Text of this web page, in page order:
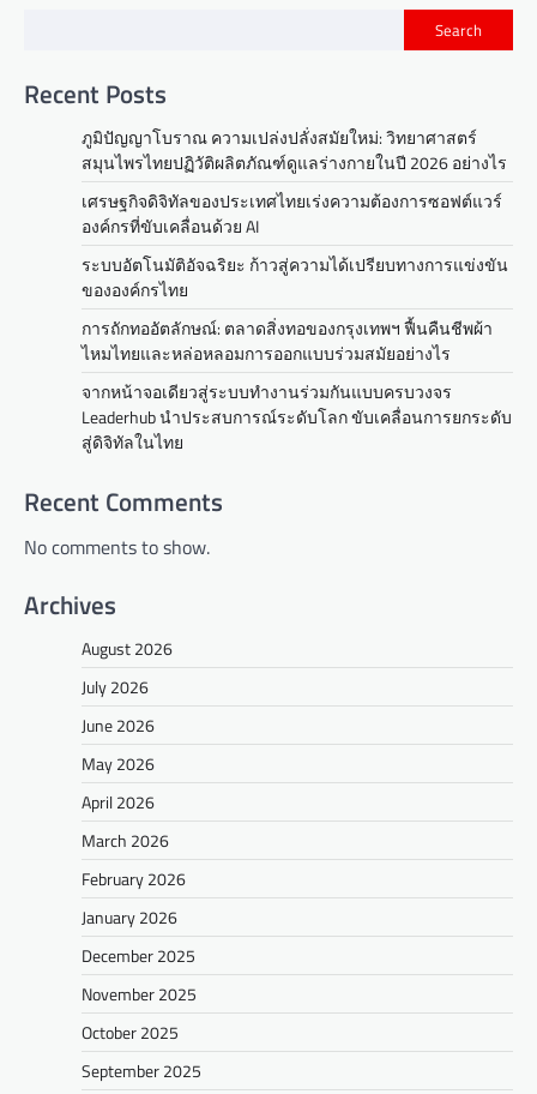
Search
Recent Posts
ภูมิปัญญาโบราณ ความเปล่งปลั่งสมัยใหม่: วิทยาศาสตร์
สมุนไพรไทยปฏิวัติผลิตภัณฑ์ดูแลร่างกายในปี 2026 อย่างไร
เศรษฐกิจดิจิทัลของประเทศไทยเร่งความต้องการซอฟต์แวร์
องค์กรที่ขับเคลื่อนด้วย AI
ระบบอัตโนมัติอัจฉริยะ ก้าวสู่ความได้เปรียบทางการแข่งขัน
ขององค์กรไทย
การถักทออัตลักษณ์: ตลาดสิ่งทอของกรุงเทพฯ ฟื้นคืนชีพผ้า
ไหมไทยและหล่อหลอมการออกแบบร่วมสมัยอย่างไร
จากหน้าจอเดียวสู่ระบบทำงานร่วมกันแบบครบวงจร
Leaderhub นำประสบการณ์ระดับโลก ขับเคลื่อนการยกระดับ
สู่ดิจิทัลในไทย
Recent Comments
No comments to show.
Archives
August 2026
July 2026
June 2026
May 2026
April 2026
March 2026
February 2026
January 2026
December 2025
November 2025
October 2025
September 2025